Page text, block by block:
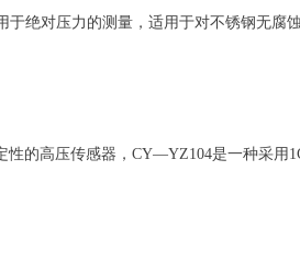
于绝对压力的测量，适用于对不锈钢无腐
的高压传感器，CY—YZ104是一种采用